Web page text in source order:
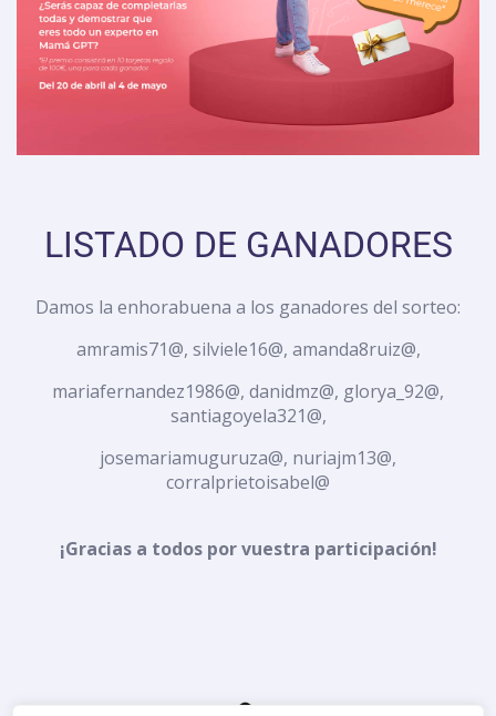
LISTADO DE GANADORES
Damos la enhorabuena a los ganadores del sorteo:
amramis71@, silviele16@, amanda8ruiz@,
mariafernandez1986@, danidmz@, glorya_92@,
santiagoyela321@,
josemariamuguruza@, nuriajm13@,
corralprietoisabel@
¡Gracias a todos por vuestra participación!